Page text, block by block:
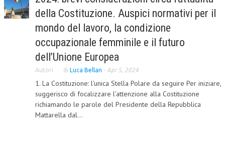
DIRITTO
DIRITTO PENALE D’IMPRESA
DIRITTO DEL LAVORO
DIRITTO DELLE IMPRESE IN CRISI
CRIMINOLOGIA E CRIMINALISTICA
SICUREZZA SUL LAVORO
della Costituzione. Auspici normativi per il
mondo del lavoro, la condizione
occupazionale femminile e il futuro
dell’Unione Europea
Autori di Luca Bellan - Apr 5, 2024
1. La Costituzione: l’unica Stella Polare da seguire Per iniziare,
suggerisco di focalizzare l’attenzione alla Costituzione
richiamando le parole del Presidente della Repubblica
Mattarella dal...